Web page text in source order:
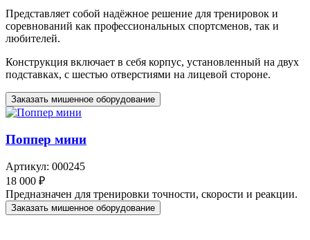
Представляет собой надёжное решение для тренировок и
соревнований как профессиональных спортсменов, так и
любителей.
Конструкция включает в себя корпус, установленный на двух
подставках, с шестью отверстиями на лицевой стороне.
Заказать мишенное оборудование
Поппер мини
Артикул: 000245
18 000 ₽
Предназначен для тренировки точности, скорости и реакции.
Заказать мишенное оборудование